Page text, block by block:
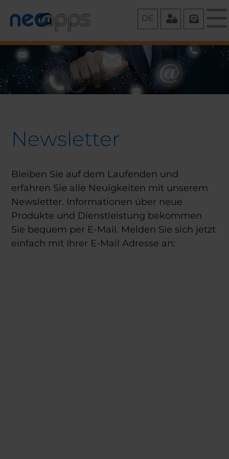
Inhalt
DE
Newsletter
Bleiben Sie auf dem Laufenden und
erfahren Sie alle Neuigkeiten mit unserem
Newsletter. Informationen über neue
Produkte und Dienstleistung bekommen
Sie bequem per E-Mail. Melden Sie sich jetzt
einfach mit Ihrer E-Mail Adresse an: